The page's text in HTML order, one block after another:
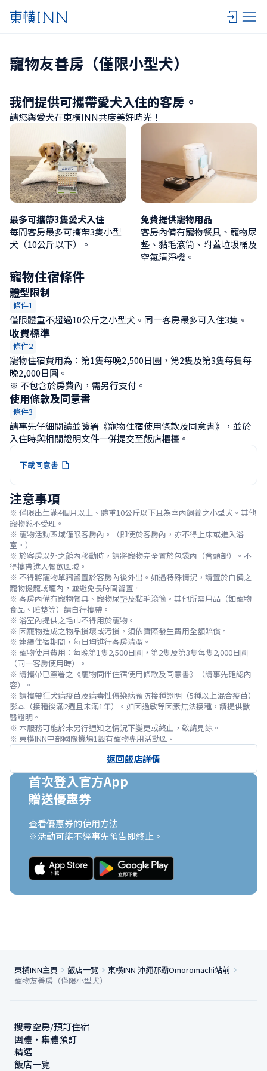
寵物友善房（僅限小型犬）
我們提供可攜帶愛犬入住的客房。
請您與愛犬在東橫INN共度美好時光！
最多可攜帶3隻愛犬入住
每間客房最多可攜帶3隻小型
犬（10公斤以下）。
免費提供寵物用品
客房內備有寵物餐具、寵物尿
墊、黏毛滾筒、附蓋垃圾桶及
空氣清淨機。
寵物住宿條件
體型限制
條件1
僅限體重不超過10公斤之小型犬。同一客房最多可入住3隻。
收費標準
條件2
寵物住宿費用為：第1隻每晚2,500日圓，第2隻及第3隻每隻每
晚2,000日圓。
※ 不包含於房費內，需另行支付。
使用條款及同意書
條件3
請事先仔細閱讀並簽署《寵物住宿使用條款及同意書》，並於
入住時與相關證明文件一併提交至飯店櫃檯。
下載同意書
注意事項
※ 僅限出生滿4個月以上、體重10公斤以下且為室內飼養之小型犬。其他
寵物恕不受理。
※ 寵物活動區域僅限客房內。（即使於客房內，亦不得上床或進入浴
室。）
※ 於客房以外之館內移動時，請將寵物完全置於包袋內（含頭部）。不
得攜帶進入餐飲區域。
※ 不得將寵物單獨留置於客房內後外出。如遇特殊情況，請置於自備之
寵物提籠或籠內，並避免長時間留置。
※ 客房內備有寵物餐具、寵物尿墊及黏毛滾筒。其他所需用品（如寵物
食品、睡墊等）請自行攜帶。
※ 浴室內提供之毛巾不得用於寵物。
※ 因寵物造成之物品損壞或污損，須依實際發生費用全額賠償。
※ 連續住宿期間，每日均進行客房清潔。
※ 寵物使用費用：每晚第1隻2,500日圓，第2隻及第3隻每隻2,000日圓
（同一客房使用時）。
※ 請攜帶已簽署之《寵物同伴住宿使用條款及同意書》（請事先確認內
容）。
※ 請攜帶狂犬病疫苗及病毒性傳染病預防接種證明（5種以上混合疫苗）
影本（接種後滿2週且未滿1年）。如因過敏等因素無法接種，請提供獸
醫證明。
※ 本服務可能於未另行通知之情況下變更或終止，敬請見諒。
※ 東橫INN中部國際機場1設有寵物專用活動區。
返回飯店詳情
首次登入官方App
贈送優惠券
查看優惠券的使用方法
※活動可能不經事先預告即終止。
東橫INN主頁 飯店一覽
東橫INN 沖繩那霸Omoromachi站前
寵物友善房（僅限小型犬）
搜尋空房/預訂住宿
團體・集體預訂
精選
飯店一覽